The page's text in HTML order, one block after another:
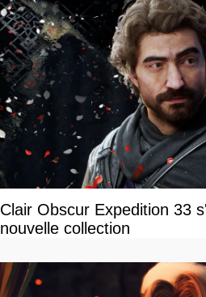
Clair Obscur Expedition 33
nouvelle collection